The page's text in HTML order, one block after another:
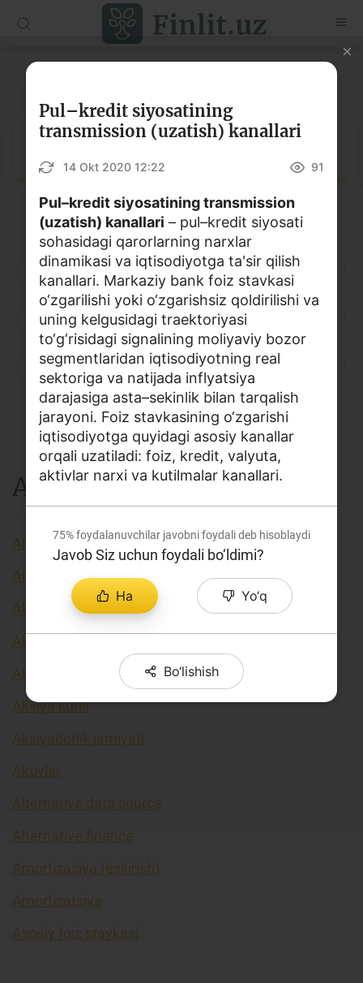
Рус
Maqolalar
O‘quv qo‘llanmalar
Lug‘at
Moliyaviy savodxonlik bo‘yicha kitoblar
Video
Loyihalar
Interaktiv xizmatlar
Fotogalereya
Loyiha haqida
Kengaytirilgan qidiruv
Sayt xaritasi
A B D E F G
J K L M
P Q R S C T
V X Y Z ...
A
Aholi daromadlari
Airdrop
Akkreditiv
Akseleratorlar
Aksiya
Aksiya kursi
Aksiyadorlik jamiyati
Aktivlar
Alternative data source
Alternative finance
Amortizasiya (eskirish)
Amortizatsiya
Asosiy foiz stavkasi
Pul–kredit siyosatining
transmission (uzatish) kanallari
14 Okt 2020 12:22 91
Pul–kredit siyosatining transmission
(uzatish) kanallari – pul–kredit siyosati
sohasidagi qarorlarning narxlar
dinamikasi va iqtisodiyotga ta'sir qilish
kanallari. Markaziy bank foiz stavkasi
o‘zgarilishi yoki o‘zgarishsiz qoldirilishi va
uning kelgusidagi traektoriyasi
to‘g‘risidagi signalining moliyaviy bozor
segmentlaridan iqtisodiyotning real
sektoriga va natijada inflyatsiya
darajasiga asta–sekinlik bilan tarqalish
jarayoni. Foiz stavkasining o‘zgarishi
iqtisodiyotga quyidagi asosiy kanallar
orqali uzatiladi: foiz, kredit, valyuta,
aktivlar narxi va kutilmalar kanallari.
75%foydalanuvchilar javobni foydali deb hisoblaydi
Javob Siz uchun foydali bo‘ldimi?
Ha Yo‘q
Bo‘lishish